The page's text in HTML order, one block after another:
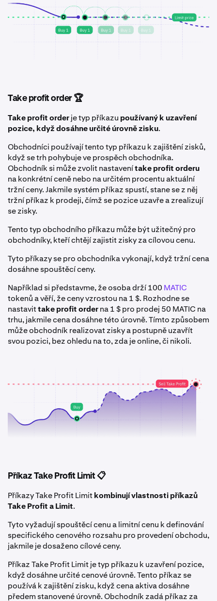
Take profit order 🏆
Take profit orderje typ příkazu používaný k uzavření
pozice, když dosáhne určité úrovně zisku.
Obchodníci používají tento typ příkazu k zajištění zisků,
když se trh pohybuje ve prospěch obchodníka.
Obchodník si může zvolit nastavenítake profit orderu
na konkrétní ceně nebo na určitém procentu aktuální
tržní ceny. Jakmile systém příkaz spustí, stane se z něj
tržní příkaz k prodeji, čímž se pozice uzavře a zrealizují
se zisky.
Tento typ obchodního příkazu může být užitečný pro
obchodníky, kteří chtějí zajistit zisky za cílovou cenu.
Tyto příkazy se pro obchodníka vykonají, když tržní cena
dosáhne spouštěcí ceny.
Například si představme, že osoba drží 100 MATIC
tokenů a věří, že ceny vzrostou na 1 $. Rozhodne se
nastavittake profit orderna 1 $ pro prodej 50 MATIC na
trhu, jakmile cena dosáhne této úrovně. Tímto způsobem
může obchodník realizovat zisky a postupně uzavřít
svou pozici, bez ohledu na to, zda je online, či nikoli.
Příkaz Take Profit Limit 📋
Příkazy Take Profit Limitkombinují vlastnosti příkazů
Take Profit a Limit.
Tyto vyžadují spouštěcí cenu a limitní cenu k definování
specifického cenového rozsahu pro provedení obchodu,
jakmile je dosaženo cílové ceny.
Příkaz Take Profit Limit je typ příkazu k uzavření pozice,
když dosáhne určité cenové úrovně. Tento příkaz se
používá k zajištění zisku, když cena aktiva dosáhne
předem stanovené úrovně. Obchodník zadá příkaz za